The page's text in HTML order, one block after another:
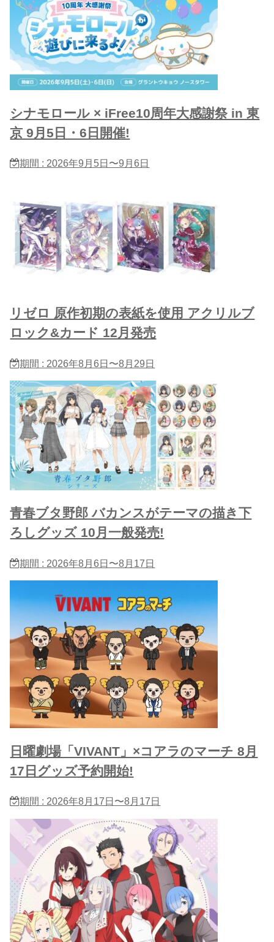
シナモロール × iFree10周年大感謝祭 in 東
京 9月5日・6日開催!
期間 : 2026年9月5日〜9月6日
リゼロ 原作初期の表紙を使用 アクリルブ
ロック&カード 12月発売
期間 : 2026年8月6日〜8月29日
青春ブタ野郎 バカンスがテーマの描き下
ろしグッズ 10月一般発売!
期間 : 2026年8月6日〜8月17日
日曜劇場「VIVANT」×コアラのマーチ 8月
17日グッズ予約開始!
期間 : 2026年8月17日〜8月17日